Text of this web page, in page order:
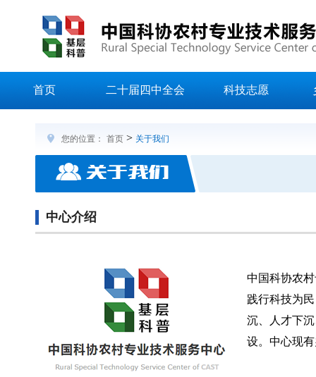
首页 二十届四中全会 科技志愿
您的位置： 首页 > 关于我们
中心介绍
中国科协农
践行科技为
沉、人才下
设。中心现